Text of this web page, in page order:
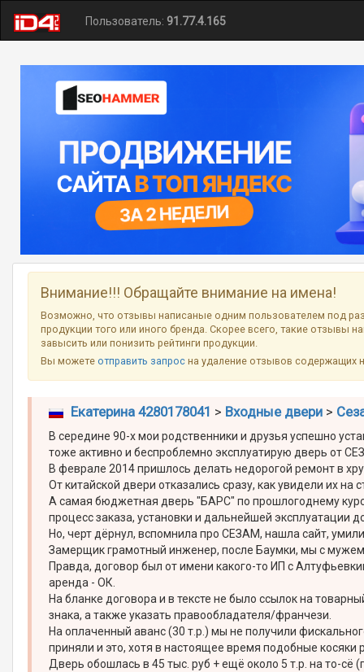
Пользователь: 91.77.4.165
Внимание!!! Обращайте внимание на имена!
Возможно, что отзывы написаные одним пользователем под
продукции того или иного бренда. Скорее всего, такие отзывы
завысить или понизить рейтинги продукции.
Вы можетеотправить запрос на удаление отзывов
Екатерина 4280178041 > Входные двери>
В середине 90-х мои родственники и друзья успешно
тоже активно и беспроблемно эксплуатирую дверь от
В феврале 2014 пришлось делать недорогой ремонт в
От китайской двери отказались сразу, как увидели их на
А самая бюджетная дверь "БАРС" по прошлогоднему
процесс заказа, установки и дальнейшей эксплуатации
Но, черт дёрнул, вспомнила про СЕЗАМ, нашла сайт,
Замерщик грамотный инженер, после Баумки, мы с
Правда, договор был от имени какого-то ИП с
аренда - ОК.
На бланке договора и в тексте не было ссылок на
знака, а также указать правообладателя/франчези.
На оплаченный аванс (30 т.р.) мы не получили
приняли и это, хотя в настоящее время подобные косяки
Дверь обошлась в 45 тыс. руб + ещё около 5 т.р. на то-